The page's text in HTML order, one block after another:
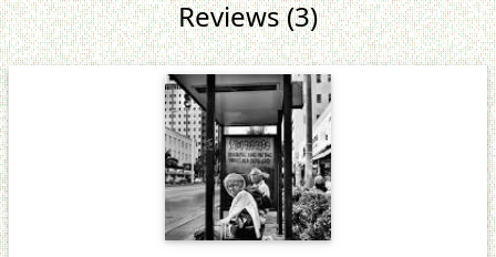
Reviews (3)